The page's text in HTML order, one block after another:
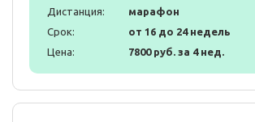
Дистанция:
марафон
Срок:
от 16 до 24 недель
Цена:
7800 руб. за 4 нед.